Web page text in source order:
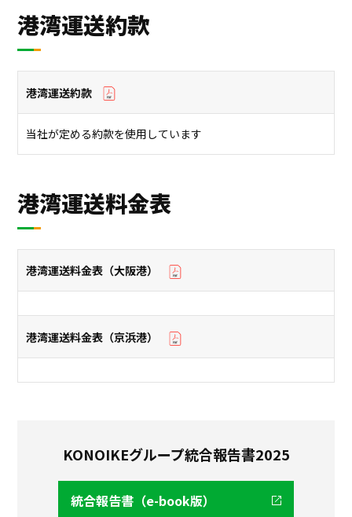
港湾運送約款
港湾運送約款
当社が定める約款を使⽤しています
港湾運送料金表
港湾運送料金表（大阪港）
港湾運送料金表（京浜港）
KONOIKEグループ統合報告書2025
統合報告書（e-book版）